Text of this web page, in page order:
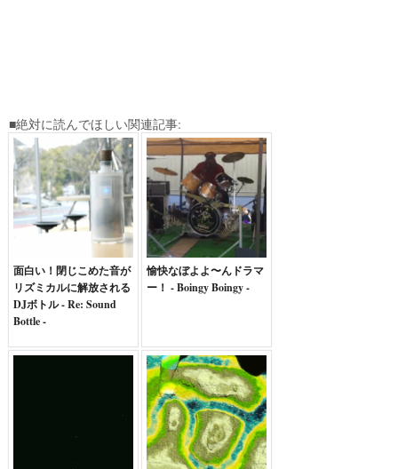
■絶対に読んでほしい関連記事:
面白い！閉じこめた音が
リズミカルに解放される
DJボトル - Re: Sound
Bottle -
愉快なぼよよ〜んドラマ
ー！ - Boingy Boingy -